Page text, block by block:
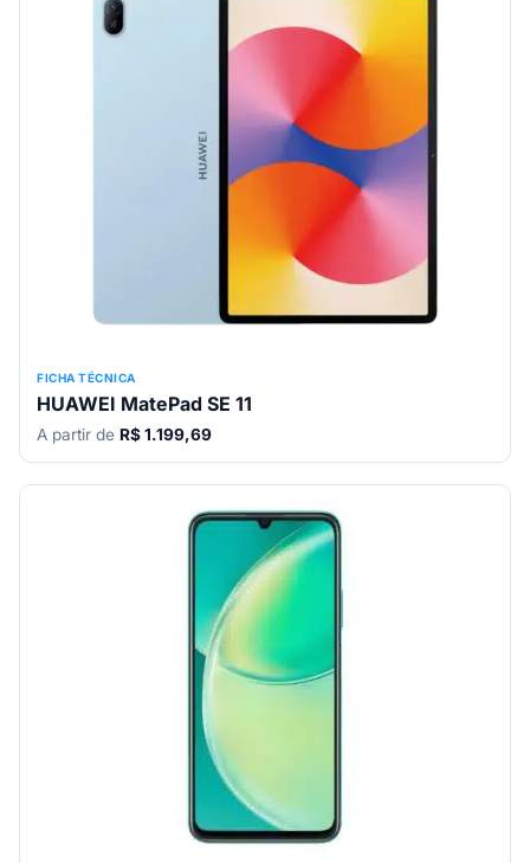
FICHA TÉCNICA
HUAWEI MatePad SE 11
A partir de R$ 1.199,69